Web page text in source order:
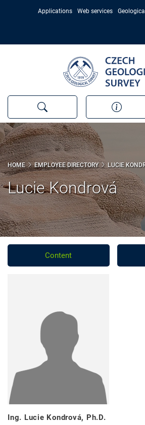
Applications Web services
HOME EMPLOYEE DIRECTORY LUCIE
Lucie Kondrová
Content
Ing. Lucie Kondrová, Ph.D.